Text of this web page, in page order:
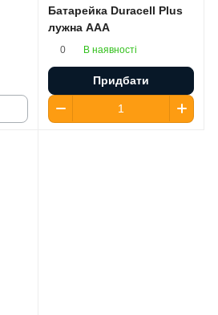
Батарейка Duracell Plus
лужна AАA
0 В наявності
Придбати